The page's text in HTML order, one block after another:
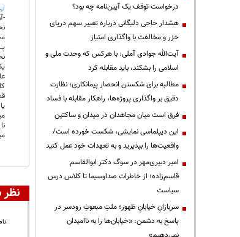
-
درخواست توقف یک آیین‌نامه چه بود؟
هشدار حاجی دلیگانی درباره تغییر سهم دریای
خزر و مخالفت با واگذاری امتیاز
آیت‌الله جوادی آملی: با هرکس که وحدت ملی و
اسلامی را بشکند، باید مقابله کرد
مطالبه برای شکستن انحصار پیمانکاری؛ نظارت
دقیق بر واگذاری پروژه‌ها، راهکار مقابله با فساد
فرق است میان مجاهدان در میدان و ساکتین
این دیپلماسی نمایشی، شکست خورده است/
واقعیت‌ها را بپذیرید و به تعهدات خود عمل کنید
امیر دبیری‌مهر در سوگ دکتر ابوالقاسم
قاسم‌زاده؛ از خاطرات صداوسیما تا کلاس درس
سیاست
سربازانِ خیابانِ ظهور؛ ملتِ مبعوثِ رودسر در
پاسخ به دشمن: «خیابان‌ها را به ناامیدان